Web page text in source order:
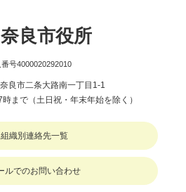
奈良市役所
号4000020292010
良市二条大路南一丁目1-1
まで（土日祝・年末年始を除く）
組織別連絡先一覧
ルでのお問い合わせ